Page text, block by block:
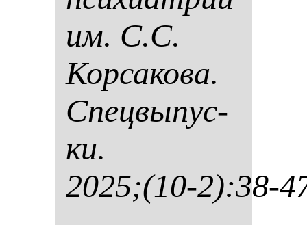
им. С.С.
Кор­са­ко­ва.
Спец­вы­пус­
ки.
2025;(10-2):38-